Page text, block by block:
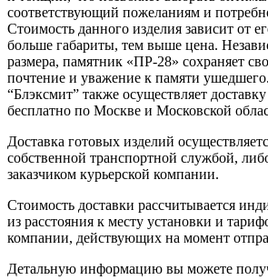
соответствующий пожеланиям и
Стоимость данного изделия зависит от
больше габариты, тем выше цена.
размера, памятник «ПР-28» сохраняет
почтение и уважение к памяти
“Блэксмит” также осуществляет
бесплатно по Москве и Московской
Доставка готовых изделий
собственной транспортной службой,
заказчиком курьерской компании.
Стоимость доставки рассчитывается
из расстояния к месту установки и
компании, действующих на момент
Детальную информацию вы можете